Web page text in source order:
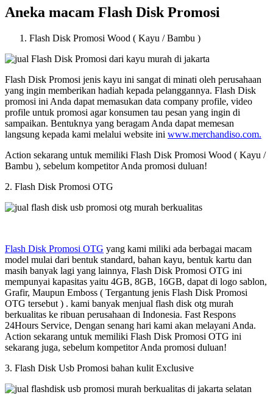
Aneka macam Flash Disk Promosi
Flash Disk Promosi Wood ( Kayu / Bambu )
Flash Disk Promosi jenis kayu ini sangat di minati oleh perusahaan
yang ingin memberikan hadiah kepada pelanggannya. Flash Disk
promosi ini Anda dapat memasukan data company profile, video
profile untuk promosi agar konsumen tau pesan yang ingin di
sampaikan. Bentuknya yang beragam Anda dapat memesan
langsung kepada kami melalui website ini www.merchandiso.com.
Action sekarang untuk memiliki Flash Disk Promosi Wood ( Kayu /
Bambu ), sebelum kompetitor Anda promosi duluan!
2. Flash Disk Promosi OTG
Flash Disk Promosi OTG yang kami miliki ada berbagai macam
model mulai dari bentuk standard, bahan kayu, bentuk kartu dan
masih banyak lagi yang lainnya, Flash Disk Promosi OTG ini
mempunyai kapasitas yaitu 4GB, 8GB, 16GB, dapat di logo sablon,
Grafir, Maupun Emboss ( Tergantung jenis Flash Disk Promosi
OTG tersebut ) . kami banyak menjual flash disk otg murah
berkualitas ke ribuan perusahaan di Indonesia. Fast Respons
24Hours Service, Dengan senang hari kami akan melayani Anda.
Action sekarang untuk memiliki Flash Disk Promosi OTG ini
sekarang juga, sebelum kompetitor Anda promosi duluan!
3. Flash Disk Usb Promosi bahan kulit Exclusive